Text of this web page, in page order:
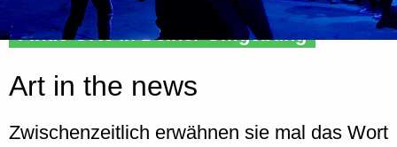
Finde Orte in Deiner Umgebung
Art in the news
Zwischenzeitlich erwähnen sie mal das Wort
Recent Posts
Home